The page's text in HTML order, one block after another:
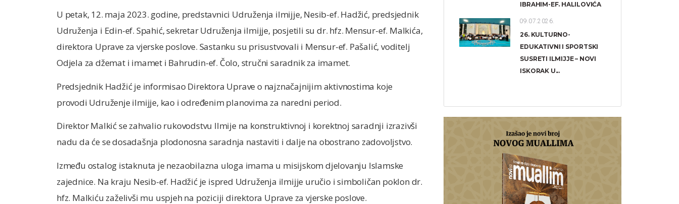
U petak, 12. maja 2023. godine, predstavnici Udruženja ilmijje, Nesib-ef. Hadžić, predsjednik
Udruženja i Edin-ef. Spahić, sekretar Udruženja ilmijje, posjetili su dr. hfz. Mensur-ef. Malkića,
direktora Uprave za vjerske poslove. Sastanku su prisustvovali i Mensur-ef. Pašalić, voditelj
Odjela za džemat i imamet i Bahrudin-ef. Čolo, stručni saradnik za imamet.
Predsjednik Hadžić je informisao Direktora Uprave o najznačajnijim aktivnostima koje
provodi Udruženje ilmijje, kao i određenim planovima za naredni period.
Direktor Malkić se zahvalio rukovodstvu Ilmije na konstruktivnoj i korektnoj saradnji izrazivši
nadu da će se dosadašnja plodonosna saradnja nastaviti i dalje na obostrano zadovoljstvo.
Između ostalog istaknuta je nezaobilazna uloga imama u misijskom djelovanju Islamske
zajednice. Na kraju Nesib-ef. Hadžić je ispred Udruženja ilmijje uručio i simboličan poklon dr.
hfz. Malkiću zaželivši mu uspjeh na poziciji direktora Uprave za vjerske poslove.
IBRAHIM-EF. HALILOVIĆA
09.07.2026.
26. KULTURNO-
EDUKATIVNI I SPORTSKI
SUSRETI ILMIJJE – NOVI
ISKORAK U...